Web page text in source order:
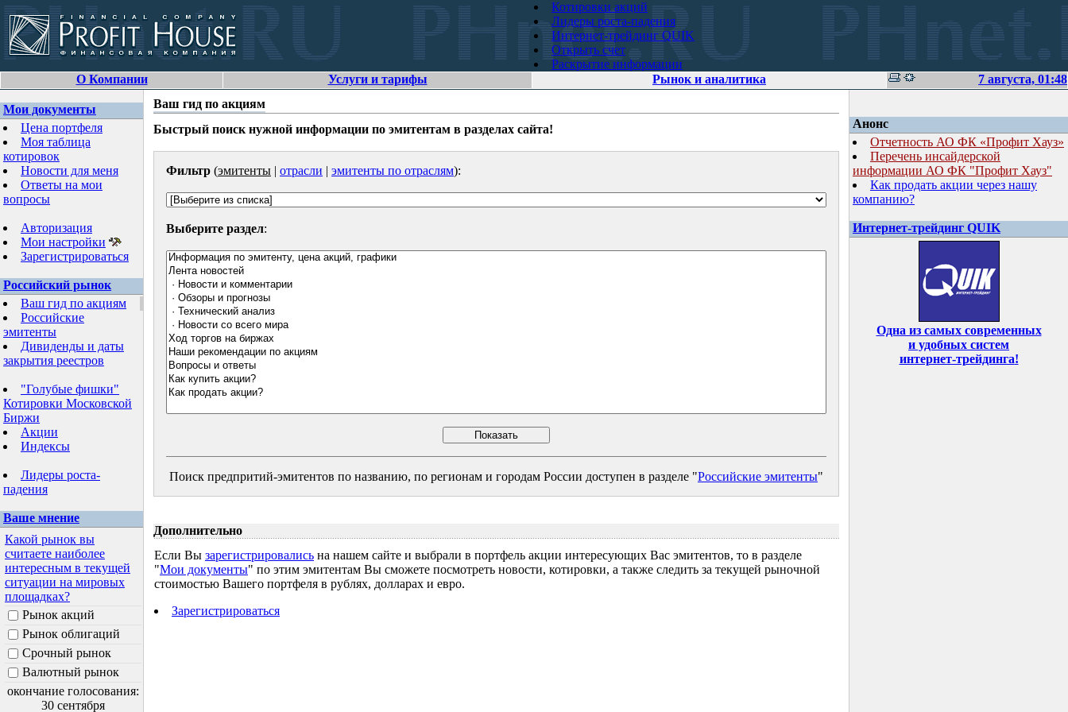
Котировки акций
Лидеры роста-падения
Интернет-трейдинг QUIK
Открыть счет
Раскрытие информации
О Компании
Услуги и тарифы Рынок и аналитика 7 августа, 01:48
Мои документы
Цена портфеля
Моя таблица
котировок
Новости для меня
Ответы на мои
вопросы
Авторизация
Мои настройки
Зарегистрироваться
Российский рынок
Ваш гид по акциям
Российские
эмитенты
Дивиденды и даты
закрытия реестров
"Голубые фишки"
Котировки Московской
Биржи
Акции
Индексы
Лидеры роста-
падения
Ваше мнение
Какой рынок вы
считаете наиболее
интересным в текущей
ситуации на мировых
площадках?
Рынок акций
Рынок облигаций
Срочный рынок
Валютный рынок
окончание голосования:
30 сентября
Ваш гид по акциям
Быстрый поиск нужной информации по эмитентам в разделах сайта!
Фильтр (эмитенты | отрасли | эмитенты по отраслям):
Выберите раздел:
Поиск предпритий-эмитентов по названию, по регионам и городам России доступен в разделе "Российские эмитенты"
Дополнительно
Если Вы зарегистрировались на нашем сайте и выбрали в портфель акции интересующих Вас эмитентов, то в разделе
"Мои документы" по этим эмитентам Вы сможете посмотреть новости, котировки, а также следить за текущей рыночной
стоимостью Вашего портфеля в рублях, долларах и евро.
Зарегистрироваться
Анонс
Отчетность АО ФК «Профит Хауз»
Перечень инсайдерской
информации АО ФК "Профит Хауз"
Как продать акции через нашу
компанию?
Интернет-трейдинг QUIK
Одна из самых современных
и удобных систем
интернет-трейдинга!